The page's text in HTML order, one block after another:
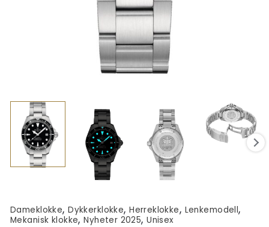
Dameklokke,Dykkerklokke,Herreklokke, Lenkemodell,
Mekanisk klokke,Nyheter 2025,Unisex